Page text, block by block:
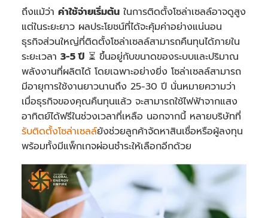
ถึงแม้ว่า ค่าใช้จ่ายเริ่มต้นในการติดตั้งโซล่าเซลล์อาจดูสูง
แต่ในระยะยาว ผลประโยชน์ที่ได้จะคุ้มค่าอย่างแน่นอน
ธุรกิจส่วนใหญ่ที่ติดตั้งโซล่าเซลล์สามารถคืนทุนได้ภายใน
ระยะเวลา 3-5 ปี ⏳ ขึ้นอยู่กับขนาดของระบบและปริมาณ
พลังงานที่ผลิตได้ โดยเฉพาะอย่างยิ่ง โซล่าเซลล์สามารถ
มีอายุการใช้งานยาวนานถึง 25-30 ปี นั่นหมายความว่า
เมื่อธุรกิจของคุณคืนทุนแล้ว จะสามารถใช้ไฟฟ้าจากแสง
อาทิตย์ได้ฟรีในช่วงเวลาที่เหลือ นอกจากนี้ หลายบริษัทที่
รับติดตั้งโซล่าเซลล์ยังช่วยลูกค้าจัดหาสินเชื่อหรือผู้ลงทุน
พร้อมทั้งมีแพ็กเกจผ่อนชำระให้เลือกอีกด้วย